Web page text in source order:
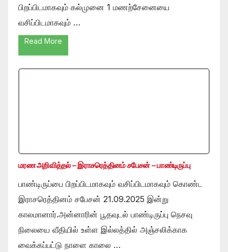
பிறப்பிடமாகவும் கல்முனை 1 மணற்சேனையை
வசிப்பிடமாகவும் …
Read More
மரண அறிவித்தல் – இராசரெத்தினம் சபேசன் – பாண்டிருப்பு
பாண்டிருப்பை பிறப்பிடமாகவும் வசிப்பிடமாகவும் கொண்ட
இராசரெத்தினம் சபேசன் 21.09.2025 இன்று
காலமானார்.அன்னாரின் பூதவுடல் பாண்டிருப்பு நெசவு
நிலையை வீதியில் உள்ள இல்லத்தில் அஞ்சலிக்காக
வைக்கப்பட்டு நாளை காலை …